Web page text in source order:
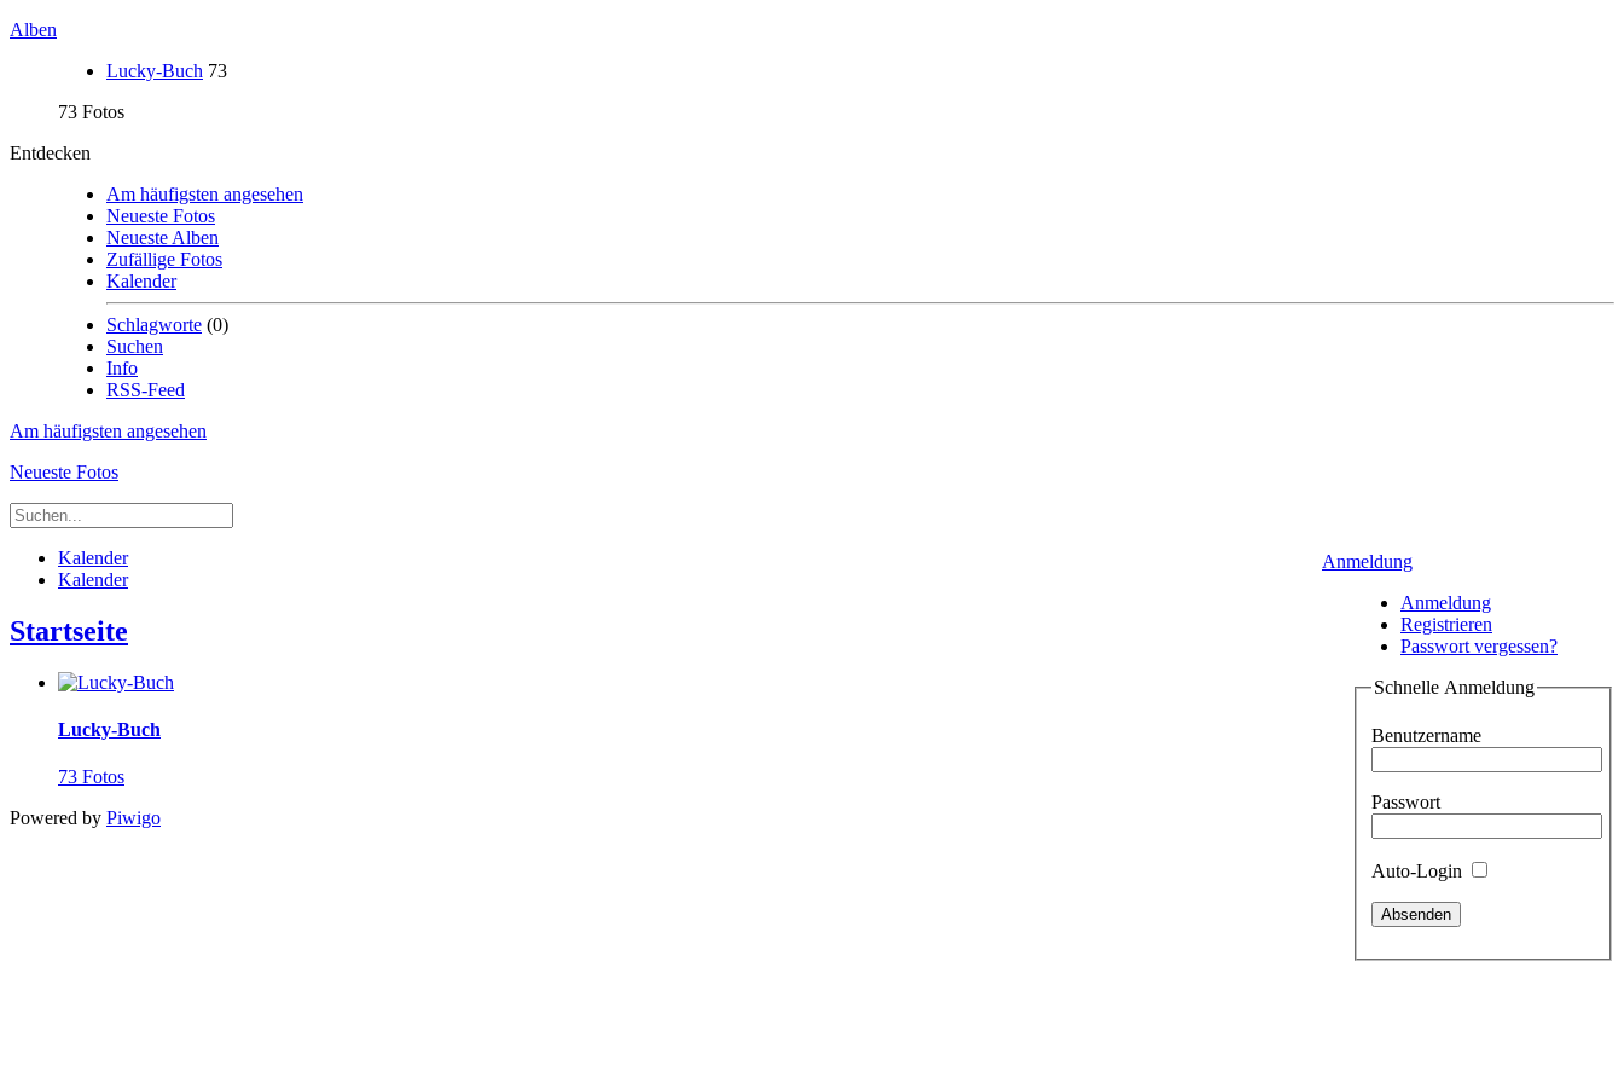
Alben
Lucky-Buch 73
73 Fotos
Entdecken
Am häufigsten angesehen
Neueste Fotos
Neueste Alben
Zufällige Fotos
Kalender
Schlagworte (0)
Suchen
Info
RSS-Feed
Am häufigsten angesehen
Neueste Fotos
Anmeldung
Anmeldung
Registrieren
Passwort vergessen?
Schnelle Anmeldung
Benutzername
Passwort
Auto-Login
Kalender
Kalender
Startseite
Lucky-Buch
73 Fotos
Powered by Piwigo